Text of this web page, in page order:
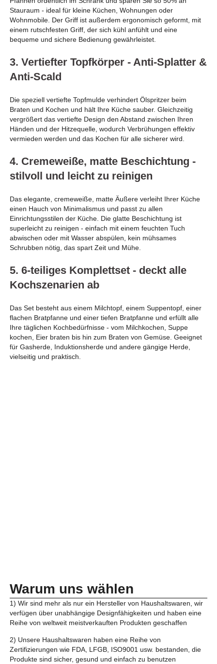
Stauraum - ideal für kleine Küchen, Wohnungen oder
Wohnmobile. Der Griff ist außerdem ergonomisch geformt, mit
einem rutschfesten Griff, der sich kühl anfühlt und eine
bequeme und sichere Bedienung gewährleistet.
3. Vertiefter Topfkörper - Anti-Splatter &
Anti-Scald
Die speziell vertiefte Topfmulde verhindert Ölspritzer beim
Braten und Kochen und hält Ihre Küche sauber. Gleichzeitig
vergrößert das vertiefte Design den Abstand zwischen Ihren
Händen und der Hitzequelle, wodurch Verbrühungen effektiv
vermieden werden und das Kochen für alle sicherer wird.
4. Cremeweiße, matte Beschichtung -
stilvoll und leicht zu reinigen
Das elegante, cremeweiße, matte Äußere verleiht Ihrer Küche
einen Hauch von Minimalismus und passt zu allen
Einrichtungsstilen der Küche. Die glatte Beschichtung ist
superleicht zu reinigen - einfach mit einem feuchten Tuch
abwischen oder mit Wasser abspülen, kein mühsames
Schrubben nötig, das spart Zeit und Mühe.
5. 6-teiliges Komplettset - deckt alle
Kochszenarien ab
Das Set besteht aus einem Milchtopf, einem Suppentopf, einer
flachen Bratpfanne und einer tiefen Bratpfanne und erfüllt alle
Ihre täglichen Kochbedürfnisse - vom Milchkochen, Suppe
kochen, Eier braten bis hin zum Braten von Gemüse. Geeignet
für Gasherde, Induktionsherde und andere gängige Herde,
vielseitig und praktisch.
Warum uns wählen
1) Wir sind mehr als nur ein Hersteller von Haushaltswaren, wir
verfügen über unabhängige Designfähigkeiten und haben eine
Reihe von weltweit meistverkauften Produkten geschaffen
2) Unsere Haushaltswaren haben eine Reihe von
Zertifizierungen wie FDA, LFGB, ISO9001 usw. bestanden, die
Produkte sind sicher, gesund und einfach zu benutzen